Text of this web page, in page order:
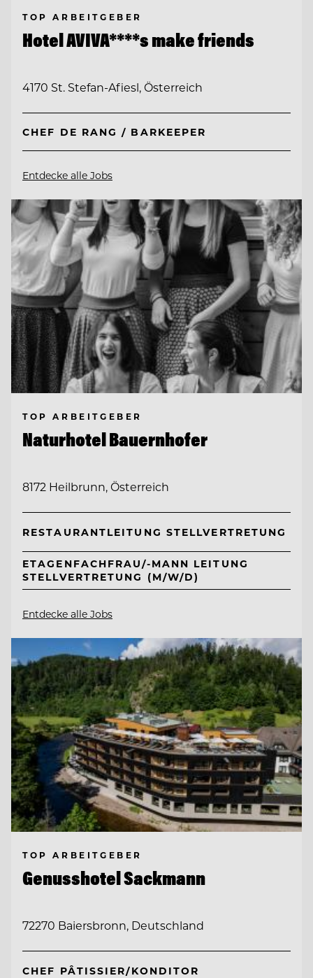
TOP ARBEITGEBER
Hotel AVIVA****s make friends
4170 St. Stefan-Afiesl, Österreich
CHEF DE RANG / BARKEEPER
Entdecke alle Jobs
TOP ARBEITGEBER
Naturhotel Bauernhofer
8172 Heilbrunn, Österreich
RESTAURANTLEITUNG STELLVERTRETUNG
ETAGENFACHFRAU/-MANN LEITUNG
STELLVERTRETUNG (M/W/D)
Entdecke alle Jobs
TOP ARBEITGEBER
Genusshotel Sackmann
72270 Baiersbronn, Deutschland
CHEF PÂTISSIER/KONDITOR